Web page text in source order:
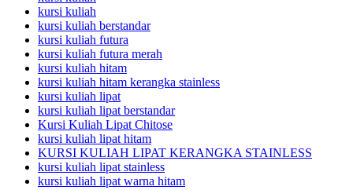
kursi kuliah
kursi kuliah berstandar
kursi kuliah futura
kursi kuliah futura merah
kursi kuliah hitam
kursi kuliah hitam kerangka stainless
kursi kuliah lipat
kursi kuliah lipat berstandar
Kursi Kuliah Lipat Chitose
kursi kuliah lipat hitam
KURSI KULIAH LIPAT KERANGKA STAINLESS
kursi kuliah lipat stainless
kursi kuliah lipat warna hitam